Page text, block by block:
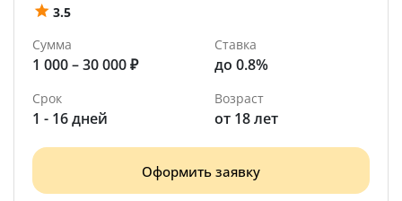
3.5
Сумма
1 000 – 30 000 ₽
Ставка
до 0.8%
Срок
1 - 16 дней
Возраст
от 18 лет
Оформить заявку